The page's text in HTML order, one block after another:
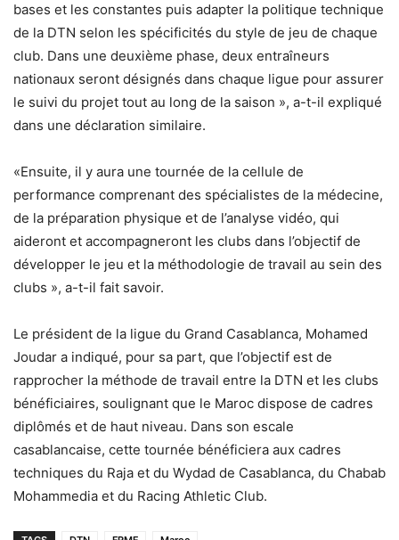
bases et les constantes puis adapter la politique technique
de la DTN selon les spécificités du style de jeu de chaque
club. Dans une deuxième phase, deux entraîneurs
nationaux seront désignés dans chaque ligue pour assurer
le suivi du projet tout au long de la saison », a-t-il expliqué
dans une déclaration similaire.
«Ensuite, il y aura une tournée de la cellule de
performance comprenant des spécialistes de la médecine,
de la préparation physique et de l’analyse vidéo, qui
aideront et accompagneront les clubs dans l’objectif de
développer le jeu et la méthodologie de travail au sein des
clubs », a-t-il fait savoir.
Le président de la ligue du Grand Casablanca, Mohamed
Joudar a indiqué, pour sa part, que l’objectif est de
rapprocher la méthode de travail entre la DTN et les clubs
bénéficiaires, soulignant que le Maroc dispose de cadres
diplômés et de haut niveau. Dans son escale
casablancaise, cette tournée bénéficiera aux cadres
techniques du Raja et du Wydad de Casablanca, du Chabab
Mohammedia et du Racing Athletic Club.